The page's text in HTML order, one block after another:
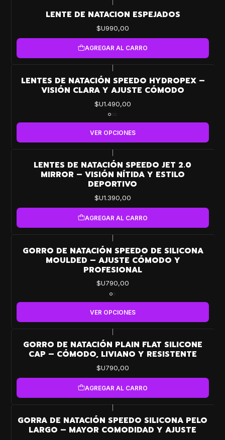
LENTE DE NATACION ESPEJADOS
$U990,00
AGREGAR AL CARRO
LENTES DE NATACIÓN SPEEDO HYDROPEX –
VISIÓN CLARA Y AJUSTE CÓMODO
$U1.490,00
VER OPCIONES
LENTES DE NATACIÓN SPEEDO JET 2.0
MIRROR – VISIÓN NÍTIDA Y ESTILO
DEPORTIVO
$U1.390,00
AGREGAR AL CARRO
GORRO DE NATACIÓN SPEEDO DE SILICONA
MOULDED – AJUSTE CÓMODO Y
PROFESIONAL
$U790,00
VER OPCIONES
GORRO DE NATACIÓN PLAIN FLAT SILICONE
CAP – CÓMODO, LIVIANO Y RESISTENTE
$U790,00
AGREGAR AL CARRO
GORRA DE NATACIÓN SPEEDO SILICONA PELO
LARGO – MAYOR COMODIDAD Y AJUSTE